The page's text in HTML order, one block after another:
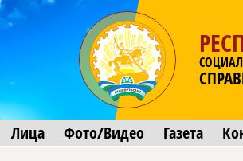
Лица Фото/Видео Газета